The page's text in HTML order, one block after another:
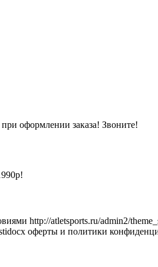
оформлении заказа! Звоните!
http://atletsports.ru/admin2/
оферты и политики